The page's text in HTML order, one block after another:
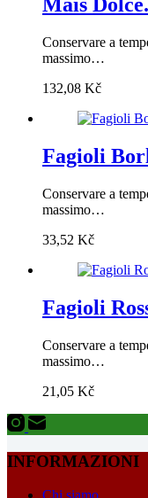
Mais
Conservare a
massimo…
132,08 Kč
Fagioli
Conservare a
massimo…
33,52 Kč
Fagioli
Conservare a
massimo…
21,05 Kč
INFORMAZIONI